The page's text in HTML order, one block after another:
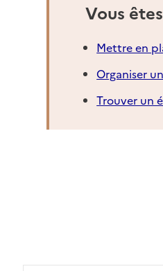
Vous
Mettre en
Organiser
Trouver un